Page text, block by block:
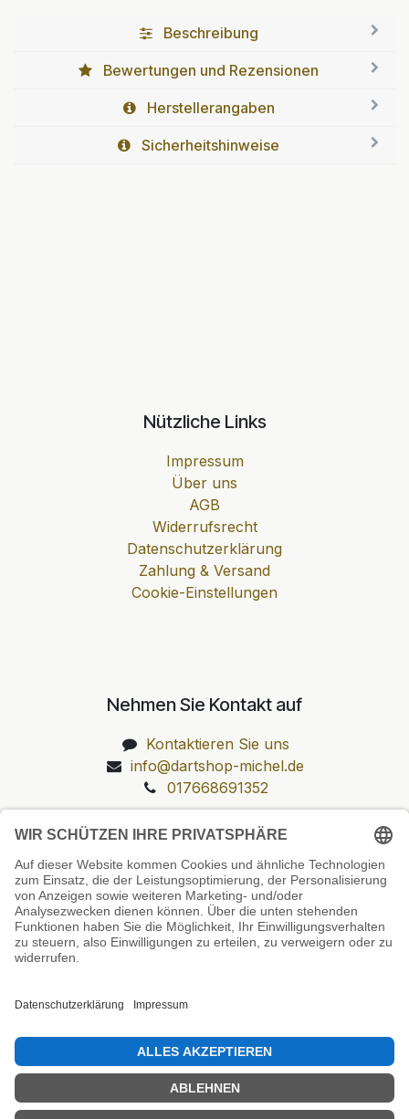
Beschreibung
Bewertungen und Rezensionen
Herstellerangaben
Sicherheitshinweise
Nützliche Links
Impressum
Über uns
AGB
Widerrufsrecht
Datenschutzerklärung
Zahlung & Versand
Cookie-Einstellungen
Nehmen Sie Kontakt auf
Kontaktieren Sie uns
info@dartshop-michel.de
017668691352
Unsere Prüfsiegel